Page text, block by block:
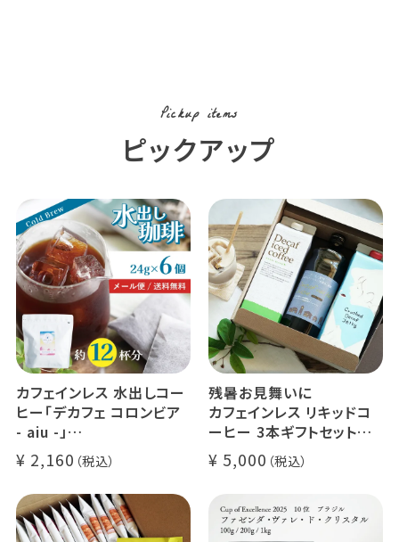
Pickup items
ピックアップ
カフェインレス 水出しコー
ヒー「デカフェ コロンビア
- aiu -」
24g×6個（約12杯分）
マウンテンウォータープロ
セス カフェインレスコーヒ
ー豆100%使用 メール便
でお届け
2,160
残暑お見舞いに
カフェインレス リキッドコ
ーヒー 3本ギフトセット
クラッシュド デカフェ ゼリ
ー 1本
デカフェ オレベース【無
糖】1本
デカフェ アイスコーヒー 1
5,000